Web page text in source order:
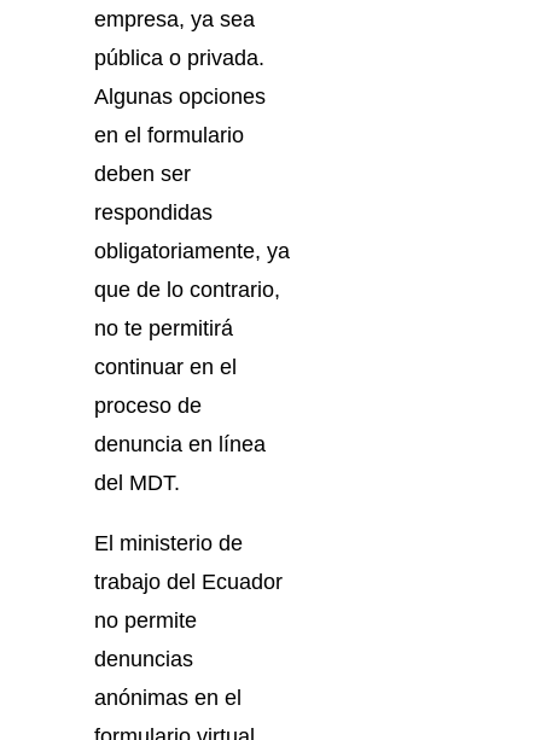
empresa, ya sea
pública o privada.
Algunas opciones
en el formulario
deben ser
respondidas
obligatoriamente, ya
que de lo contrario,
no te permitirá
continuar en el
proceso de
denuncia en línea
del MDT.
El ministerio de
trabajo del Ecuador
no permite
denuncias
anónimas en el